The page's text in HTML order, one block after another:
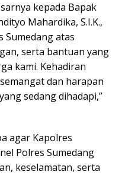
kepada Bapak
Mahardika, S.I.K.,
Sumedang atas
serta bantuan yang
kami. Kehadiran
dan harapan
sedang dihadapi,”
agar Kapolres
Polres Sumedang
keselamatan, serta